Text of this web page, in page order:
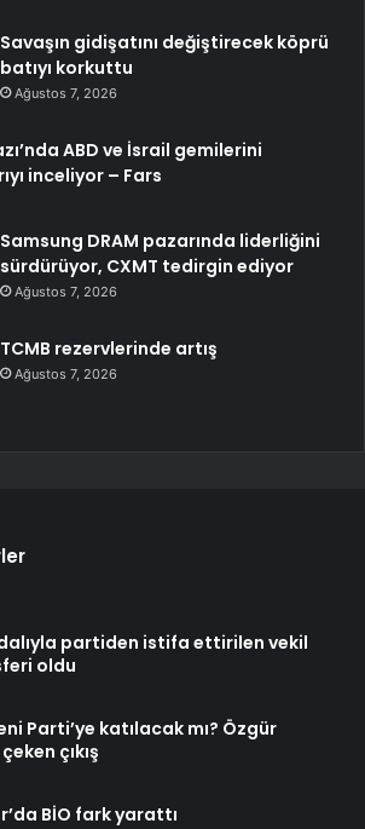
Savaşın gidişatını değiştirecek köprü
batıyı korkuttu
Ağustos 7, 2026
ABD ve İsrail gemilerini
inceliyor – Fars
Samsung DRAM pazarında liderliğini
sürdürüyor, CXMT tedirgin ediyor
Ağustos 7, 2026
TCMB rezervlerinde artış
Ağustos 7, 2026
partiden istifa ettirilen vekil
oldu
Parti’ye katılacak mı? Özgür
çıkış
BİO fark yarattı